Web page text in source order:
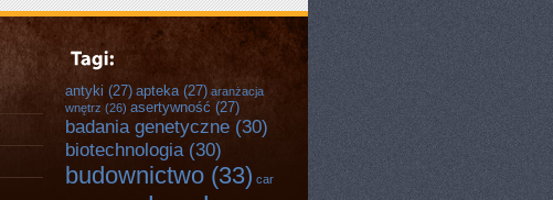
antyki (27) apteka(27) aranżacja
wnętrz (26) asertywność (27)
badania genetyczne (30)
biotechnologia(30)
budownictwo (33) car